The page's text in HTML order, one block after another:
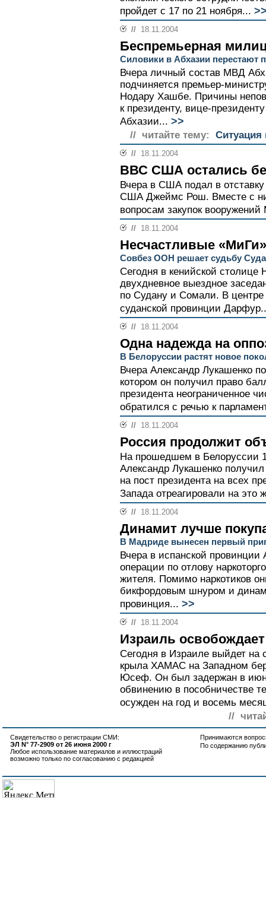
пройдет с 17 по 21 ноября...
// 18.11.2004
Беспремьерная
Силовики в Абхазии перестают
Вчера личный состав МВД
подчиняется премьер-
Нодару Хашбе. Причины
к президенту, вице-
Абхазии... >>
// читайте тему: Ситуация
// 18.11.2004
ВВС США остались
Вчера в США подал в
США Джеймс Рош. Вместе с
вопросам закупок
// 18.11.2004
Несчастливые
Совбез ООН решает судьбу
Сегодня в кенийской столице
двухдневное выездное
по Судану и Сомали. В
суданской провинции
// 18.11.2004
Одна надежда на
В Белоруссии растят новое
Вчера Александр Лукашенко
котором он получил право
президента неограниченное
обратился с речью к
// 18.11.2004
Россия продолжит
На прошедшем в Белоруссии
Александр Лукашенко
на пост президента на всех
Запада отреагировали на это
// 18.11.2004
Динамит лучше
В Мадриде вынесен первый
Вчера в испанской провинции
операции по отлову
жителя. Помимо наркотиков
бикфордовым шнуром и
провинция... >>
// 18.11.2004
Израиль
Сегодня в Израиле выйдет на
крыла ХАМАС на Западном
Юсеф. Он был задержан в
обвинению в пособничестве
осужден на год и восемь
//
Свидетельство о регистрации СМИ:
ЭЛ N° 77-2909 от 26 июня 2000 г
Любое использование материалов и иллюстраций
возможно только по согласованию с редакцией
Принимаются
По содержанию